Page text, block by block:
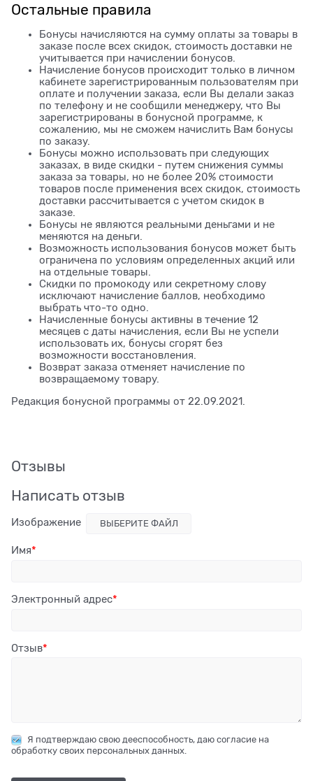
Остальные правила
Бонусы начисляются на сумму оплаты за товары в
заказе после всех скидок, стоимость доставки не
учитывается при начислении бонусов.
Начисление бонусов происходит только в личном
кабинете зарегистрированным пользователям при
оплате и получении заказа, если Вы делали заказ
по телефону и не сообщили менеджеру, что Вы
зарегистрированы в бонусной программе, к
сожалению, мы не сможем начислить Вам бонусы
по заказу.
Бонусы можно использовать при следующих
заказах, в виде скидки - путем снижения суммы
заказа за товары, но не более 20% стоимости
товаров после применения всех скидок, стоимость
доставки рассчитывается с учетом скидок в
заказе.
Бонусы не являются реальными деньгами и не
меняются на деньги.
Возможность использования бонусов может быть
ограничена по условиям определенных акций или
на отдельные товары.
Скидки по промокоду или секретному слову
исключают начисление баллов, необходимо
выбрать что-то одно.
Начисленные бонусы активны в течение 12
месяцев с даты начисления, если Вы не успели
использовать их, бонусы сгорят без
возможности восстановления.
Возврат заказа отменяет начисление по
возвращаемому товару.
Редакция бонусной программы от 22.09.2021.
Отзывы
Написать отзыв
Изображение ВЫБЕРИТЕ ФАЙЛ
Имя
Электронный адрес
Отзыв
Я подтверждаю свою дееспособность, даю согласие на
обработку своих персональных данных.